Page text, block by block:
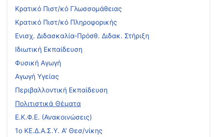
Κρατικό Πιστ/κό Γλωσσομάθειας
Κρατικό Πιστ/κό Πληροφορικής
Ενισχ. Διδασκαλία-Πρόσθ. Διδακ. Στήριξη
Ιδιωτική Εκπαίδευση
Φυσική Αγωγή
Αγωγή Υγείας
Περιβαλλοντική Εκπαίδευση
Πολιτιστικά Θέματα
Ε.Κ.Φ.Ε. (Ανακοινώσεις)
1ο ΚΕ.Δ.Α.Σ.Υ. Α' Θεσ/νίκης